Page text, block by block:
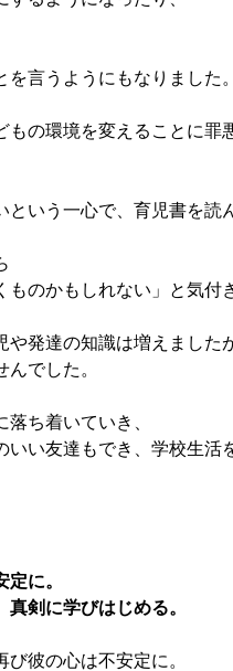
を言うようにもなりました。
もの環境を変えることに罪
という一心で、育児書を読
ものかもしれない」と気付
や発達の知識は増えました
でした。
ち着いていき、
い友達もでき、学校生活
に。
剣に学びはじめる。
彼の心は不安定に。